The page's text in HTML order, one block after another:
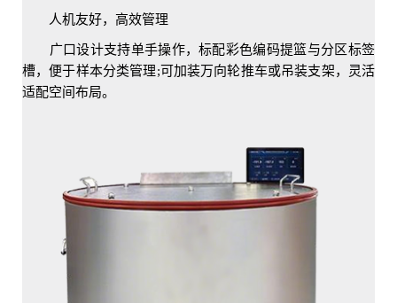
人机友好，高效管理
广口设计支持单手操作，标配彩色编码提篮与分区标签
槽，便于样本分类管理;可加装万向轮推车或吊装支架，灵活
适配空间布局。